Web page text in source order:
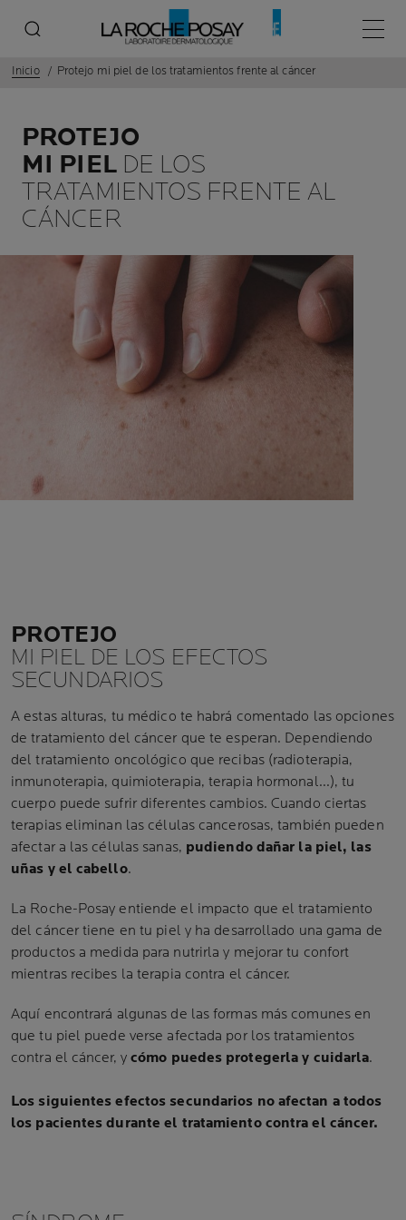
Menú
Inicio Protejo mi piel de los tratamientos frente al cáncer
PROTEJO
MI PIEL DE LOS
TRATAMIENTOS FRENTE AL
CÁNCER
PROTEJO
MI PIEL DE LOS EFECTOS
SECUNDARIOS
A estas alturas, tu médico te habrá comentado las opciones
de tratamiento del cáncer que te esperan. Dependiendo
del tratamiento oncológico que recibas (radioterapia,
inmunoterapia, quimioterapia, terapia hormonal...), tu
cuerpo puede sufrir diferentes cambios. Cuando ciertas
terapias eliminan las células cancerosas, también pueden
afectar a las células sanas, pudiendo dañar la piel, las
uñas y el cabello.
La Roche-Posay entiende el impacto que el tratamiento
del cáncer tiene en tu piel y ha desarrollado una gama de
productos a medida para nutrirla y mejorar tu confort
mientras recibes la terapia contra el cáncer.
Aquí encontrará algunas de las formas más comunes en
que tu piel puede verse afectada por los tratamientos
contra el cáncer, y cómo puedes protegerla y cuidarla.
Los siguientes efectos secundarios no afectan a todos
los pacientes durante el tratamiento contra el cáncer.